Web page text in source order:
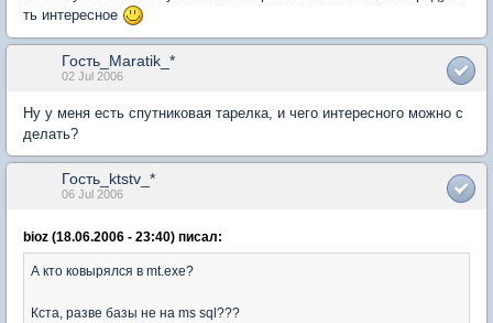
ть интересное
Гость_Maratik_*
02 Jul 2006
Ну у меня есть спутниковая тарелка, и чего интересного можно с
делать?
Гость_ktstv_*
06 Jul 2006
bioz (18.06.2006 - 23:40) писал:
А кто ковырялся в mt.exe?
Кста, разве базы не на ms sql???